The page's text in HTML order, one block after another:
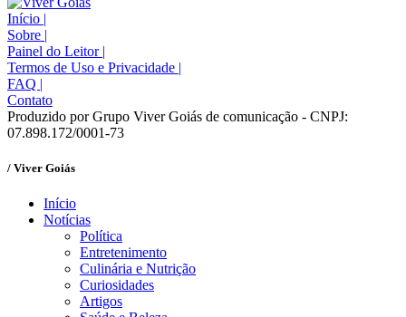
Início |
Sobre |
Painel do Leitor |
Termos de Uso e Privacidade |
FAQ |
Contato
Produzido por Grupo Viver Goiás de comunicação - CNPJ:
07.898.172/0001-73
/ Viver Goiás
Início
Notícias
Política
Entretenimento
Culinária e Nutrição
Curiosidades
Artigos